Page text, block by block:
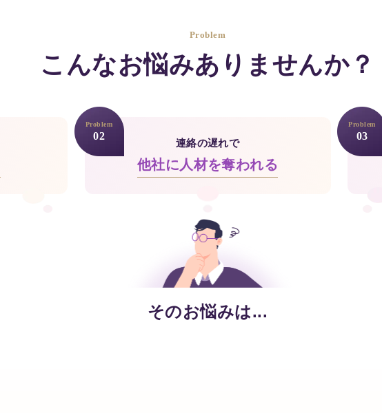
Problem
こんなお悩みありませんか？
Problem
02
連絡の遅れで
他社に人材を奪われる
Problem
03
そのお悩みは...